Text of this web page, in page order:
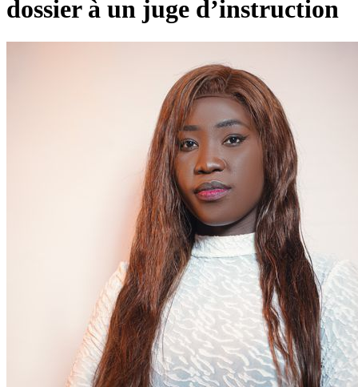
dossier à un juge d’instruction